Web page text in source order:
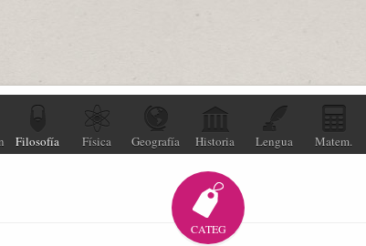
Filosofía Física Geografía Historia Lengua Matem.
CATEG